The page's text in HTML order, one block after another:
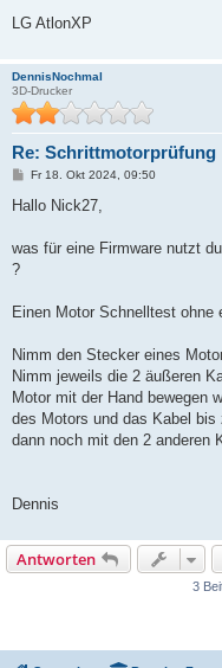
LG AtlonXP
DennisNochmal
3D-Drucker
Re: Schrittmotorprüfung
B
i
a
Fr 18. Okt 2024, 09:50
Hallo Nick27,
was für eine Firmware nutzt
?
Einen Motor Schnelltest ohne
Nimm den Stecker eines
Nimm jeweils die 2 äußeren
Motor mit der Hand bewegen
des Motors und das Kabel
dann noch mit den 2 anderen
Dennis
Antworten
3